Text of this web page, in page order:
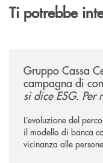
Ti potrebbe
Gruppo Cassa
campagna di
si dice ESG.
L’evoluzione del
il modello di banca
vicinanza alle